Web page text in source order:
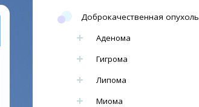
Доброкачественная опухоль
Аденома
Гигрома
Липома
Миома